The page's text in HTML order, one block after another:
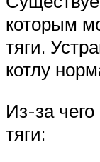
которым
тяги.
котлу
Из-за
тяги: